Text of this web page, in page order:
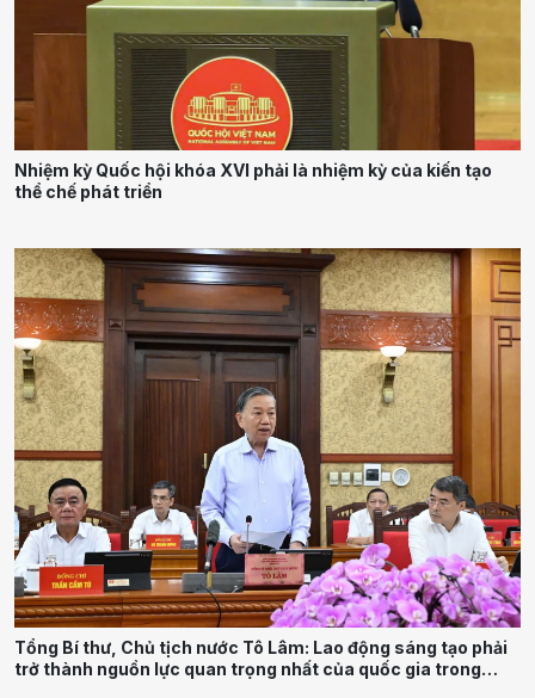
Nhiệm kỳ Quốc hội khóa XVI phải là nhiệm kỳ của kiến tạo
thể chế phát triển
Tổng Bí thư, Chủ tịch nước Tô Lâm: Lao động sáng tạo phải
trở thành nguồn lực quan trọng nhất của quốc gia trong